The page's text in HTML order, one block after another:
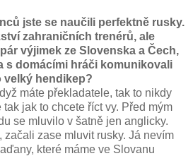
jste se naučili perfektně rusky.
zahraničních trenérů, ale
výjimek ze Slovenska a Čech,
s domácími hráči komunikovali
velký hendikep?
máte překladatele, tak to nikdy
jak to chcete říct vy. Před mým
se mluvilo v šatně jen anglicky.
začali zase mluvit rusky. Já nevím
které máme ve Slovanu